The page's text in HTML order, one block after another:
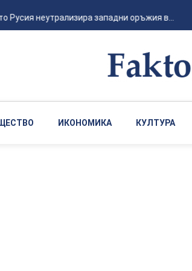
неутрализира западни оръжия в...
ИКОНОМИКА КУЛТУРА